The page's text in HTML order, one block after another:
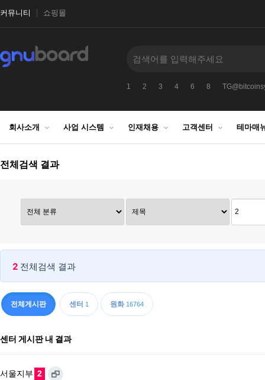
커뮤니티 쇼핑몰
1 2 3 4 6 8
회사소개 사업 시스템 인재채용 고객센터 테마매
전체검색 결과
2 전체검색 결과
전체게시판 센터 1 원화 16764
센터 게시판 내 결과
서울지부 2